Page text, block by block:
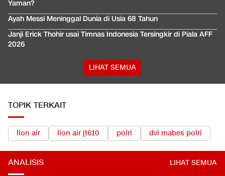
Yaman?
Ayah Messi Meninggal Dunia di Usia 68 Tahun
Janji Erick Thohir usai Timnas Indonesia Tersingkir di Piala AFF
2026
LIHAT SEMUA
TOPIK TERKAIT
lion air lion air jt610 polri dvi mabes polri
ANALISIS LIHAT SEMUA